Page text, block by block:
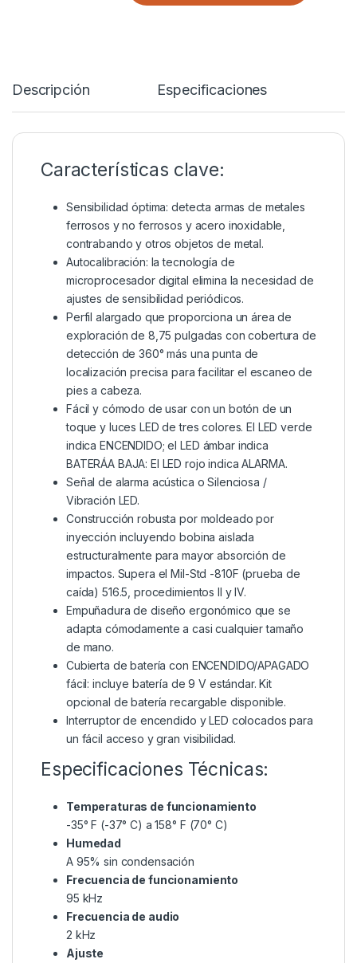
Descripción Especificaciones
Características clave:
Sensibilidad óptima: detecta armas de metales
ferrosos y no ferrosos y acero inoxidable,
contrabando y otros objetos de metal.
Autocalibración: la tecnología de
microprocesador digital elimina la necesidad de
ajustes de sensibilidad periódicos.
Perfil alargado que proporciona un área de
exploración de 8,75 pulgadas con cobertura de
detección de 360° más una punta de
localización precisa para facilitar el escaneo de
pies a cabeza.
Fácil y cómodo de usar con un botón de un
toque y luces LED de tres colores. El LED verde
indica ENCENDIDO; el LED ámbar indica
BATERÁA BAJA: El LED rojo indica ALARMA.
Señal de alarma acústica o Silenciosa /
Vibración LED.
Construcción robusta por moldeado por
inyección incluyendo bobina aislada
estructuralmente para mayor absorción de
impactos. Supera el Mil-Std -810F (prueba de
caída) 516.5, procedimientos II y IV.
Empuñadura de diseño ergonómico que se
adapta cómodamente a casi cualquier tamaño
de mano.
Cubierta de batería con ENCENDIDO/APAGADO
fácil: incluye batería de 9 V estándar. Kit
opcional de batería recargable disponible.
Interruptor de encendido y LED colocados para
un fácil acceso y gran visibilidad.
Especificaciones Técnicas:
Temperaturas de funcionamiento
-35° F (-37° C) a 158° F (70° C)
Humedad
A 95% sin condensación
Frecuencia de funcionamiento
95 kHz
Frecuencia de audio
2 kHz
Ajuste